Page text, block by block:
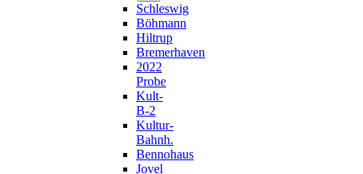
Schleswig
Böhmann
Hiltrup
Bremerhaven
2022
Probe
Kult-
B-2
Kultur-
Bahnh.
Bennohaus
Jovel